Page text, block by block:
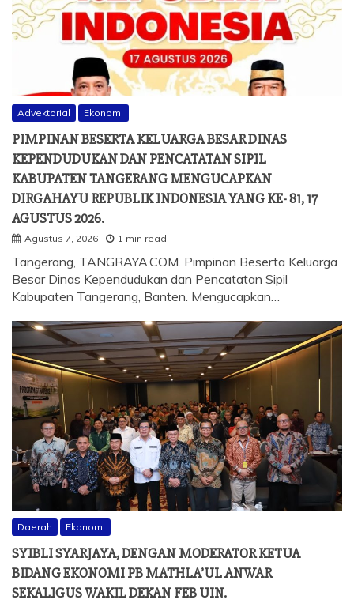
Advektorial Ekonomi
PIMPINAN BESERTA KELUARGA BESAR DINAS
KEPENDUDUKAN DAN PENCATATAN SIPIL
KABUPATEN TANGERANG MENGUCAPKAN
DIRGAHAYU REPUBLIK INDONESIA YANG KE- 81, 17
AGUSTUS 2026.
Agustus 7, 2026 1 min read
Tangerang, TANGRAYA.COM. Pimpinan Beserta Keluarga
Besar Dinas Kependudukan dan Pencatatan Sipil
Kabupaten Tangerang, Banten. Mengucapkan…
Daerah Ekonomi
SYIBLI SYARJAYA, DENGAN MODERATOR KETUA
BIDANG EKONOMI PB MATHLA’UL ANWAR
SEKALIGUS WAKIL DEKAN FEB UIN.